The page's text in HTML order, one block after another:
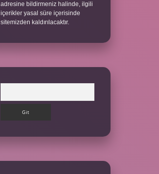
adresine bildirmeniz halinde, ilgili
içerikler yasal süre içerisinde
sitemizden kaldırılacaktır.